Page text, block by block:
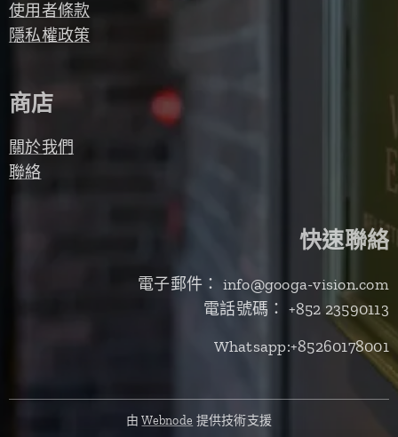
使用者條款
隱私權政策
商店
關於我們
聯絡
快速聯絡
電子郵件： info@googa-vision.com
電話號碼： +852 23590113
Whatsapp:+85260178001
由Webnode 提供技術支援